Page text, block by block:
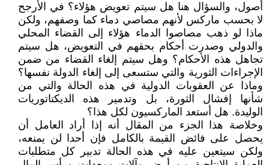
أصول، والسؤال هنا هل سيتم تعويض هؤلاء؟ في الأرجح
لا بحسب ماركس لأنهم مصاصي دماء كما وصفهم، ولكن
ماذا لو ذهب مصاصوا الدماء هؤلاء إلى القضاء المحلي
والدولي وصدرت أحكام بحقهم في التعويض، هل سيتم
تجاهل هذه الأحكام؟ ‏وهل سيتم إلغاء القضاء من ضمن
الإجراءات الثورية والتي ستسعى إلى إلغاء الدولة نفسها؟
وماذا عن العقوبات الدولية في هذه الحالة والتي من
شأنها إفشال الثورة، بل وتدمير هذه الديكتاتوريات
الوليدة. هل أستعد الماركسيون لكل هذا؟
وخلاصة هذا الجزء من المقال ‏أنه إذا أراد العامل أن
يحصل على فائض القيمة بالكامل فإن أحدا لن يمنعه،
ولكن سيتعين عليه في هذه الحالة تدبير كل متطلبات